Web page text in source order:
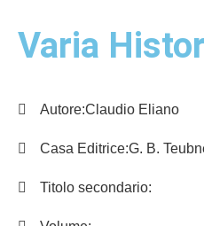
Varia
Autore:Claudio Eliano
Casa Editrice:G. B.
Titolo secondario: